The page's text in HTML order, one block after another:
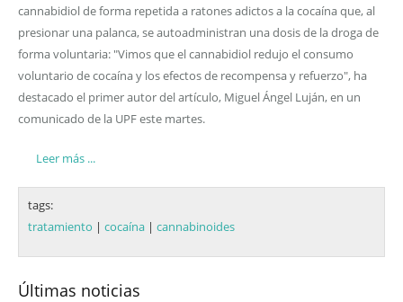
cannabidiol de forma repetida a ratones adictos a la cocaína que, al
presionar una palanca, se autoadministran una dosis de la droga de
forma voluntaria: "Vimos que el cannabidiol redujo el consumo
voluntario de cocaína y los efectos de recompensa y refuerzo", ha
destacado el primer autor del artículo, Miguel Ángel Luján, en un
comunicado de la UPF este martes.
Leer más ...
tags:
tratamiento | cocaína | cannabinoides
Últimas noticias